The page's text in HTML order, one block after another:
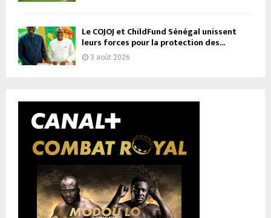
Le COJOJ et ChildFund Sénégal unissent
leurs forces pour la protection des...
3 août 2026